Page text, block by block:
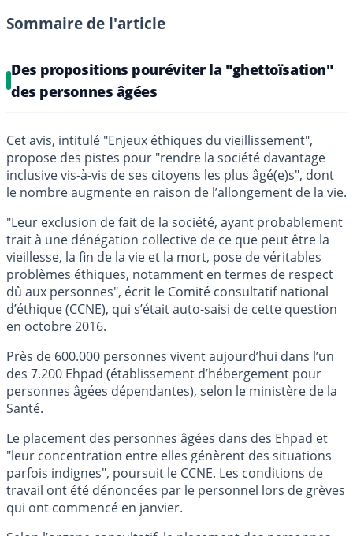
Sommaire de l'article
Des propositions pouréviter la "ghettoïsation"
des personnes âgées
Cet avis, intitulé "Enjeux éthiques du vieillissement",
propose des pistes pour "rendre la société davantage
inclusive vis-à-vis de ses citoyens les plus âgé(e)s", dont
le nombre augmente en raison de l’allongement de la vie.
"Leur exclusion de fait de la société, ayant probablement
trait à une dénégation collective de ce que peut être la
vieillesse, la fin de la vie et la mort, pose de véritables
problèmes éthiques, notamment en termes de respect
dû aux personnes", écrit le Comité consultatif national
d’éthique (CCNE), qui s’était auto-saisi de cette question
en octobre 2016.
Près de 600.000 personnes vivent aujourd’hui dans l’un
des 7.200 Ehpad (établissement d’hébergement pour
personnes âgées dépendantes), selon le ministère de la
Santé.
Le placement des personnes âgées dans des Ehpad et
"leur concentration entre elles génèrent des situations
parfois indignes", poursuit le CCNE. Les conditions de
travail ont été dénoncées par le personnel lors de grèves
qui ont commencé en janvier.